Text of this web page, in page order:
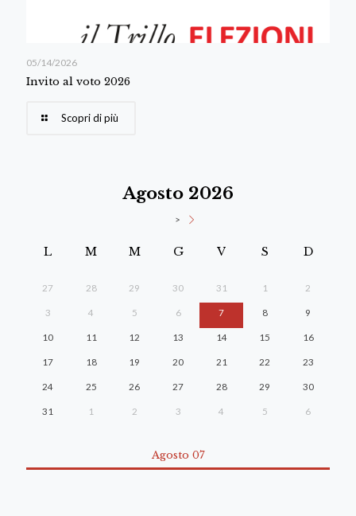
05/14/2026
Invito al voto 2026
Scopri di più
Agosto 2026
>
L M M G V S D
27 28 29 30 31 1 2
3 4 5 6 7 8 9
10 11 12 13 14 15 16
17 18 19 20 21 22 23
24 25 26 27 28 29 30
31 1 2 3 4 5 6
Agosto 07